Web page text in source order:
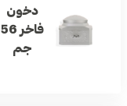
دخون
فاخر 56
جم